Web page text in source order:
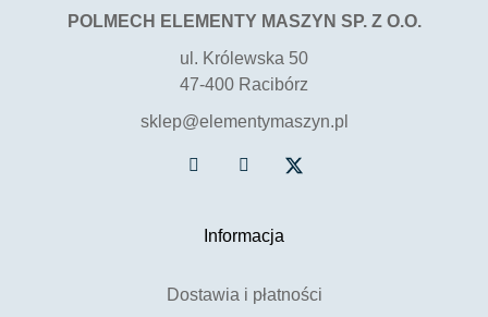
POLMECH ELEMENTY MASZYN SP. Z O.O.
ul. Królewska 50
47-400 Racibórz
sklep@elementymaszyn.pl
Informacja
Dostawia i płatności